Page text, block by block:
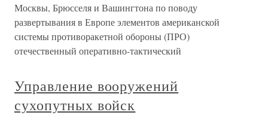
Москвы, Брюсселя и Вашингтона по поводу
развертывания в Европе элементов американской
системы противоракетной обороны (ПРО)
отечественный оперативно-тактический
Управление вооружений
сухопутных войск